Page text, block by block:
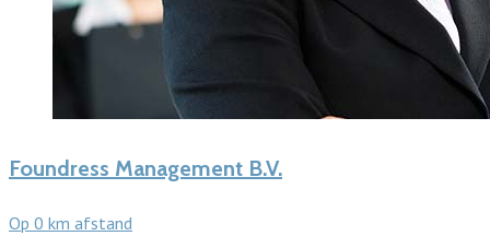
Foundress Management B.V.
Op 0 km afstand